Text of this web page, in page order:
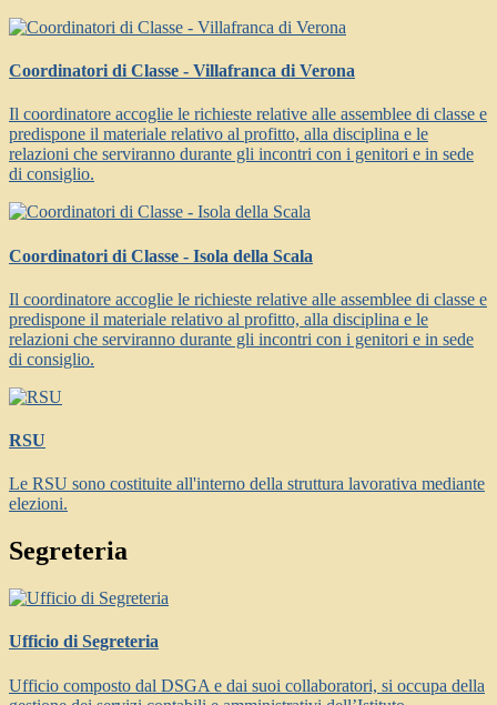
Coordinatori di Classe - Villafranca di Verona
Il coordinatore accoglie le richieste relative alle assemblee di classe e
predispone il materiale relativo al profitto, alla disciplina e le
relazioni che serviranno durante gli incontri con i genitori e in sede
di consiglio.
Coordinatori di Classe - Isola della Scala
Il coordinatore accoglie le richieste relative alle assemblee di classe e
predispone il materiale relativo al profitto, alla disciplina e le
relazioni che serviranno durante gli incontri con i genitori e in sede
di consiglio.
RSU
Le RSU sono costituite all'interno della struttura lavorativa mediante
elezioni.
Segreteria
Ufficio di Segreteria
Ufficio composto dal DSGA e dai suoi collaboratori, si occupa della